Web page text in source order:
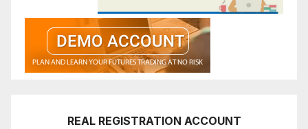
REAL REGISTRATION ACCOUNT